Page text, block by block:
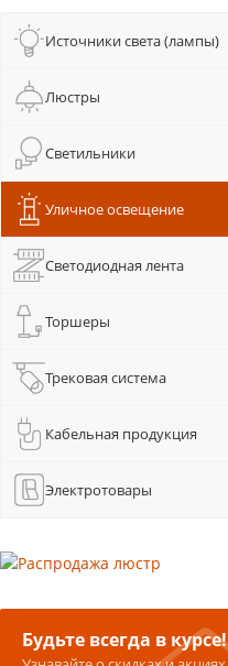
Источники света (лампы)
Люстры
Светильники
Уличное освещение
Светодиодная лента
Торшеры
Трековая система
Кабельная продукция
Электротовары
Будьте всегда в курсе!